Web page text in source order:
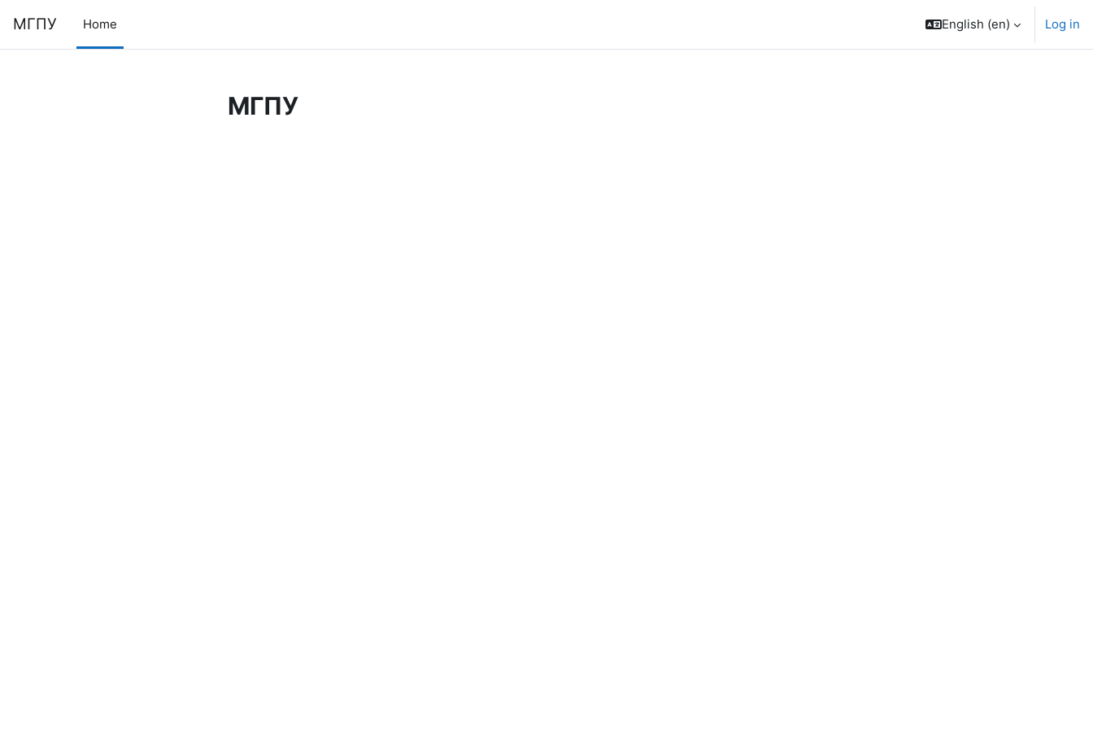
МГПУ Home English ‎(en)‎ Log in
МГПУ